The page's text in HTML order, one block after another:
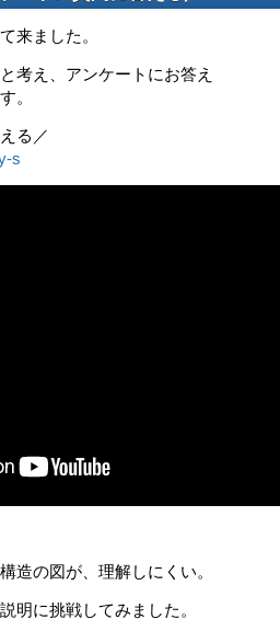
来ました。
考え、アンケートにお答え
。
る／
s
造の図が、理解しにくい。
明に挑戦してみました。